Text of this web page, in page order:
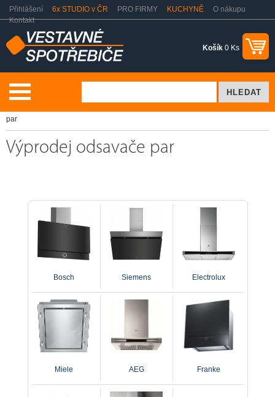
Přihlášení 6x STUDIO v ČR PRO FIRMY KUCHYNĚ
O nákupu
Kontakt
Košík 0 Ks
par
Výprodej odsavače par
Bosch Siemens Electrolux
Miele AEG Franke